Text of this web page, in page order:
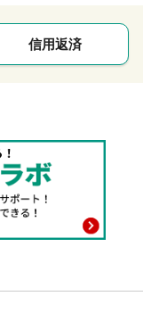
信用返済